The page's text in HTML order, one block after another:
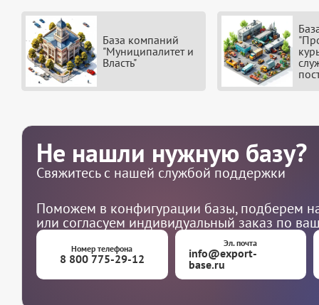
База компаний
"Муниципалитет и
Власть"
Не нашли нужную базу?
Свяжитесь с нашей службой поддержки
Поможем в конфигурации базы, подберем
или согласуем индивидуальный заказ по
Номер телефона
8 800 775-29-12
Эл. почта
info@export-
base.ru